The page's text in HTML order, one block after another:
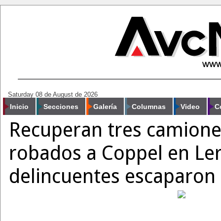
Saturday 08 de August de 2026
Inicio Secciones Galería Columnas Video
Recuperan tres
robados a Coppel en
delincuentes escaparon